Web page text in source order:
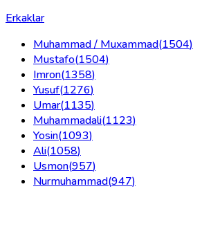
Erkaklar
Muhammad / Muxammad(1504)
Mustafo(1504)
Imron(1358)
Yusuf(1276)
Umar(1135)
Muhammadali(1123)
Yosin(1093)
Ali(1058)
Usmon(957)
Nurmuhammad(947)